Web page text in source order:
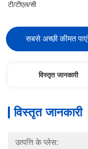
टी/टीएल/सी
सबसे अच्छी कीमत पाएं
विस्तृत जानकारी
विस्तृत जानकारी
उत्पत्ति के प्लेस: